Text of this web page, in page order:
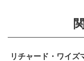
リチャード・ワイズ